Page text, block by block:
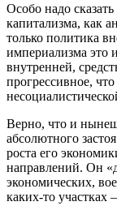
Особо надо
капитализма, как
только политика
империализма это
внутренней,
прогрессивное,
Верно, что и
абсолютного
роста его
направлений. Он
экономических,
каких-то участках